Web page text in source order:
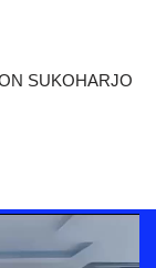
SUKOHARJO